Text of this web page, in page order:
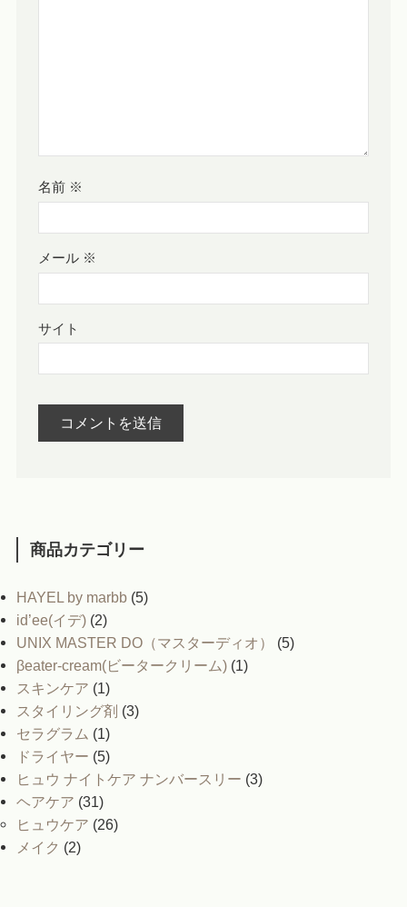
名前 ※
メール ※
サイト
商品カテゴリー
HAYEL by marbb (5)
id’ee(イデ) (2)
UNIX MASTER DO（マスターディオ）
(5)
βeater-cream(ビータークリーム) (1)
スキンケア (1)
スタイリング剤 (3)
セラグラム (1)
ドライヤー (5)
ヒュウ ナイトケア ナンバースリー (3)
ヘアケア (31)
ヒュウケア (26)
メイク (2)